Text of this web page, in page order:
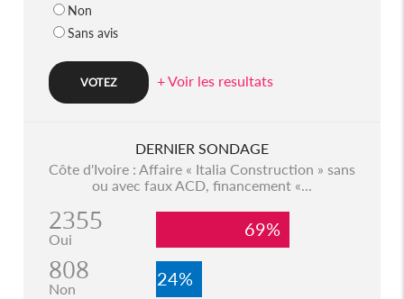
Non
Sans avis
+ Voir les resultats
DERNIER SONDAGE
Côte d'Ivoire : Affaire « Italia Construction » sans
ou avec faux ACD, financement «...
2355
Oui 69%
808
Non 24%